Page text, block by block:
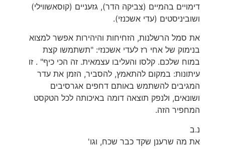
דימויים בהמיים (צביקה הדר), גזעניים (קוסאשווילי)
ושוביניסטים (עדי אשכנזי).
את סמל הרשלנות, הזחיחות והיהירות אפשר למצוא
בנימוק של אחי רז לעדי אשכנזי: "תשתמשו קצת
במוח שלכם. קלסו והעליבו עצמאית. זה הכי כיף" . זו
עיתונות: במקום להתאמץ, להסביר, הזמן את עדר
המגיבים להשתמש באותם דחפים אגרסיבים
ושונאים, ולנפק תוצאה דומה באיכותה לכל הטקסט
המחפיר הזה.
נ.ב
את מה שרענן שקד כבר שכח, וגו'